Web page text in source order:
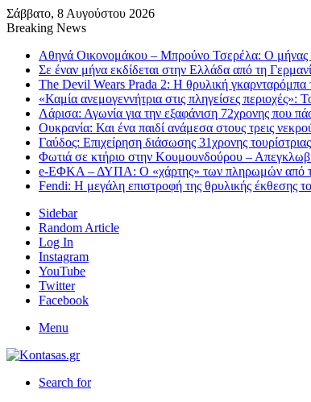
Σάββατο, 8 Αυγούστου 2026
Breaking News
Αθηνά Οικονομάκου – Μπρούνο Τσερέλα: Ο μήνας
Σε έναν μήνα εκδίδεται στην Ελλάδα από τη
The Devil Wears Prada 2: Η θρυλική γκαρνταρόμπα
«Καμία ανεμογεννήτρια στις πληγείσες
Λάρισα: Αγωνία για την εξαφάνιση 72χρονης που
Ουκρανία: Και ένα παιδί ανάμεσα στους τρεις
Γαύδος: Επιχείρηση διάσωσης 31χρονης
Φωτιά σε κτήριο στην Κουμουνδούρου –
e-ΕΦΚΑ – ΔΥΠΑ: Ο «χάρτης» των πληρωμών από
Fendi: Η μεγάλη επιστροφή της θρυλικής έκθεσης
Sidebar
Random Article
Log In
Instagram
YouTube
Twitter
Facebook
Menu
Search for